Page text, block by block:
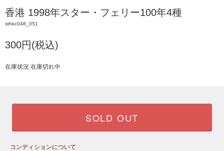
香港 1998年スター・フェリー100年4種
sthkc048_051
300円(税込)
在庫状況 在庫切れ中
SOLD OUT
コンディションについて